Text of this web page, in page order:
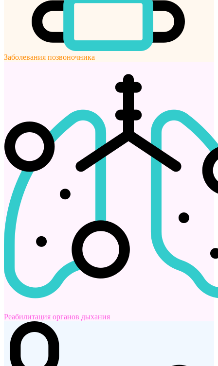
Заболевания позвоночника
Реабилитация органов дыхания